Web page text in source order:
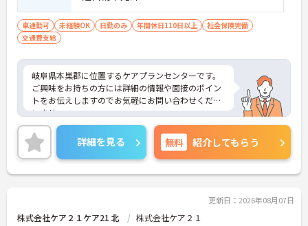
車通勤可 未経験OK 日勤のみ 年間休日110日以上
社会保険完備
交通費支給
岐阜県本巣郡に位置するケアプランセンターです。
ご興味をお持ちの方には詳細の情報や面接のポイン
トをお伝えしますのでお気軽にお問い合わせくださ
いませ。
詳細を見る 無料 紹介してもらう
更新日：2026年08月07日
株式会社ケア２１ケア21 北 株式会社ケア２１